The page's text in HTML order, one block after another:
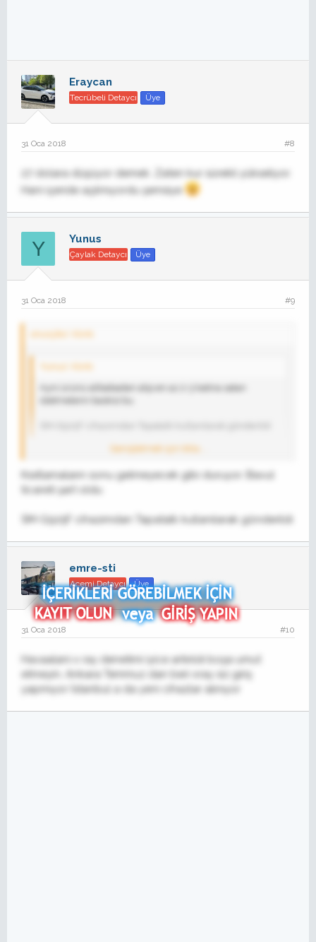
Eraycan
Tecrübeli Detaycı Üye
31 Oca 2018 #8
27 dolara düşüyor demek. Zaten kur sürekli yükseliyor.
Hani içeride açılmıyordu şemsiye
Y Yunus
Çaylak Detaycı Üye
31 Oca 2018 #9
onurçiko' Alıntı:
Ayni ürünü alibabadan alip en az 2-3 katina satan
Genişletmek için tıkla ...
N11 yönetiminin toplantısı oldu burada, bu konuda baskı
Genişletmek için tıkla ...
Kısıtlamaların sonu gelmeyecek gibi duruyor. Bavul
ticareti şart oldu
SM-G925F cihazımdan Tapatalk kullanılarak gönderildi
emre-sti
Acemi Detaycı Üye
31 Oca 2018 #10
Havaalani x ray denetimi iyice artırıldı boşa umut
etmeyin, Ankara Temmuz dan beri xray siz giriş
yapmıyor İstanbul a da yeni cihazlar alınıyor